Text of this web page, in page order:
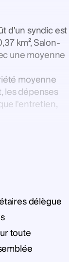
d'un syndic est
km², Salon-
une moyenne
moyenne
les dépenses
l'entretien,
délègue
toute